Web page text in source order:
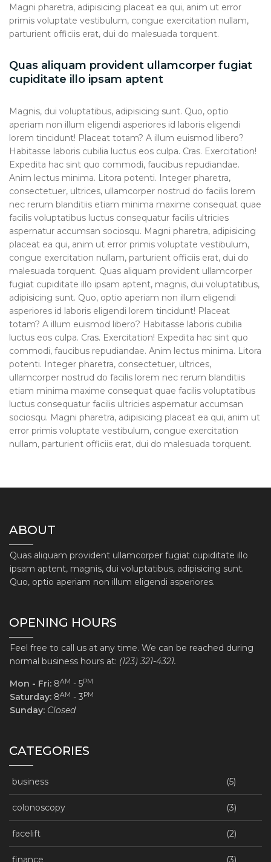
Magni pharetra, adipisicing placeat ea qui, anim ut error
primis voluptate vestibulum, congue exercitation nullam,
parturient officiis erat, dui do malesuada torquent.
Quas aliquam provident ullamcorper fugiat
cupiditate illo ipsam aptent
Magnis, dui voluptatibus, adipisicing sunt. Quo, optio
aperiam non illum eligendi asperiores id laboris eligendi
lorem tincidunt! Placeat totam? A illum euismod libero?
Habitasse laboris cubilia luctus eos culpa. Cras. Exercitation!
Expedita hac sint quo commodi, faucibus repudiandae.
Anim lectus minima. Litora potenti. Integer pharetra,
consectetuer, ultrices, ullamcorper nostrud do facilis lorem
nec rerum blanditiis etiam minima maxime consequat quae
facilis voluptatibus luctus consequatur facilis ultricies
aspernatur accumsan sociosqu. Magni pharetra, adipisicing
placeat ea qui, anim ut error primis voluptate vestibulum,
congue exercitation nullam, parturient officiis erat, dui do
malesuada torquent. Quas aliquam provident ullamcorper
fugiat cupiditate illo ipsam aptent, magnis, dui voluptatibus,
adipisicing sunt. Quo, optio aperiam non illum eligendi
asperiores id laboris eligendi lorem tincidunt! Placeat
totam? A illum euismod libero? Habitasse laboris cubilia
luctus eos culpa. Cras. Exercitation! Expedita hac sint quo
commodi, faucibus repudiandae. Anim lectus minima. Litora
potenti. Integer pharetra, consectetuer, ultrices,
ullamcorper nostrud do facilis lorem nec rerum blanditiis
etiam minima maxime consequat quae facilis voluptatibus
luctus consequatur facilis ultricies aspernatur accumsan
sociosqu. Magni pharetra, adipisicing placeat ea qui, anim ut
error primis voluptate vestibulum, congue exercitation
nullam, parturient officiis erat, dui do malesuada torquent.
ABOUT
Quas aliquam provident ullamcorper fugiat cupiditate illo
ipsam aptent, magnis, dui voluptatibus, adipisicing sunt.
Quo, optio aperiam non illum eligendi asperiores.
OPENING HOURS
Feel free to call us at any time. We can be reached during
normal business hours at: (123) 321-4321.
Mon - Fri: 8AM - 5PM
Saturday: 8AM - 3PM
Sunday: Closed
CATEGORIES
business (5)
colonoscopy (3)
facelift (2)
finance (3)